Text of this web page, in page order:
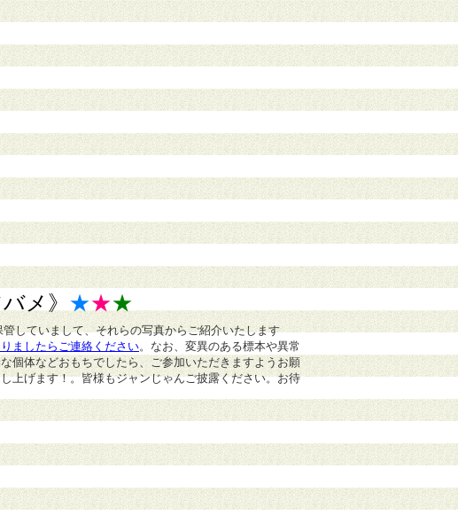
メ》 ★★★
していまして、それらの写真からご紹介いたします
ましたらご連絡ください。 なお、変異のある標本や異常
個体などおもちでしたら、ご参加いただきますようお願
上げます！。皆様もジャンじゃんご披露ください。お待